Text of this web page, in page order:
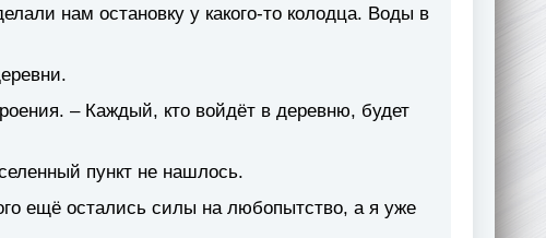
нам остановку у какого-то колодца. Воды в
– Каждый, кто войдёт в деревню, будет
пункт не нашлось.
ещё остались силы на любопытство, а я уже